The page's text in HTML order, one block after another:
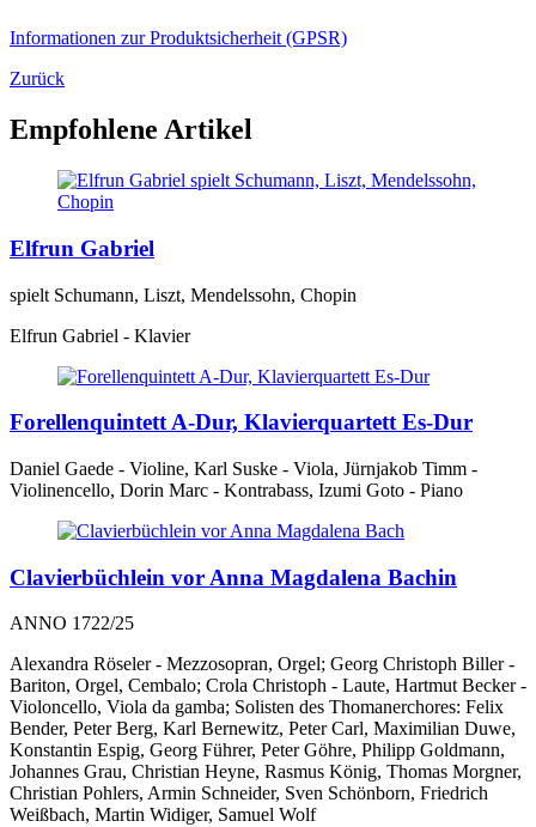
Informationen zur Produktsicherheit (GPSR)
Zurück
Empfohlene Artikel
Elfrun Gabriel
spielt Schumann, Liszt, Mendelssohn, Chopin
Elfrun Gabriel - Klavier
Forellenquintett A-Dur, Klavierquartett Es-Dur
Daniel Gaede - Violine, Karl Suske - Viola, Jürnjakob Timm -
Violinencello, Dorin Marc - Kontrabass, Izumi Goto - Piano
Clavierbüchlein vor Anna Magdalena Bachin
ANNO 1722/25
Alexandra Röseler - Mezzosopran, Orgel; Georg Christoph Biller -
Bariton, Orgel, Cembalo; Crola Christoph - Laute, Hartmut Becker -
Violoncello, Viola da gamba; Solisten des Thomanerchores: Felix
Bender, Peter Berg, Karl Bernewitz, Peter Carl, Maximilian Duwe,
Konstantin Espig, Georg Führer, Peter Göhre, Philipp Goldmann,
Johannes Grau, Christian Heyne, Rasmus König, Thomas Morgner,
Christian Pohlers, Armin Schneider, Sven Schönborn, Friedrich
Weißbach, Martin Widiger, Samuel Wolf